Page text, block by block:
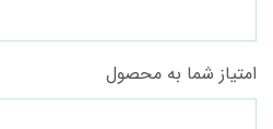
امتیاز شما به محصول